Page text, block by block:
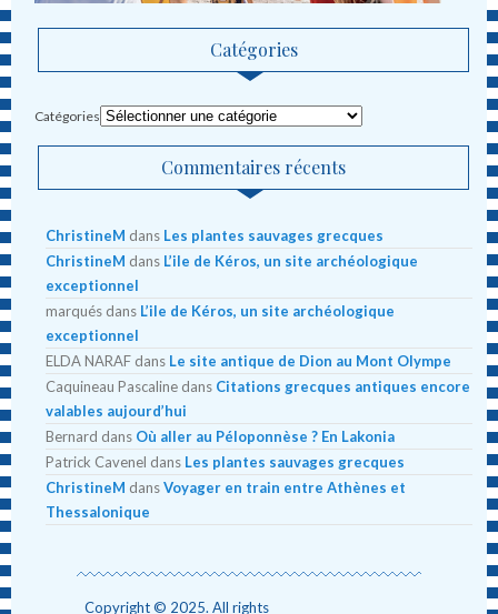
Catégories
Catégories
Commentaires récents
ChristineM dans Les plantes sauvages grecques
ChristineM dans L’ile de Kéros, un site archéologique
exceptionnel
marqués dans L’ile de Kéros, un site archéologique
exceptionnel
ELDA NARAF dans Le site antique de Dion au Mont Olympe
Caquineau Pascaline dans Citations grecques antiques encore
valables aujourd’hui
Bernard dans Où aller au Péloponnèse ? En Lakonia
Patrick Cavenel dans Les plantes sauvages grecques
ChristineM dansVoyager en train entre Athènes et
Thessalonique
Copyright © 2025. All rights